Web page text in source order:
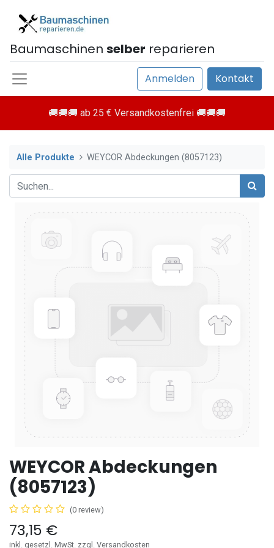
Baumaschinen selber reparieren
Anmelden Kontakt
🚚🚚🚚 ab 25 € Versandkostenfrei 🚚🚚🚚
Alle Produkte WEYCOR Abdeckungen (8057123)
WEYCOR Abdeckungen
(8057123)
(0 review)
73,15 €
inkl. gesetzl. MwSt. zzgl. Versandkosten